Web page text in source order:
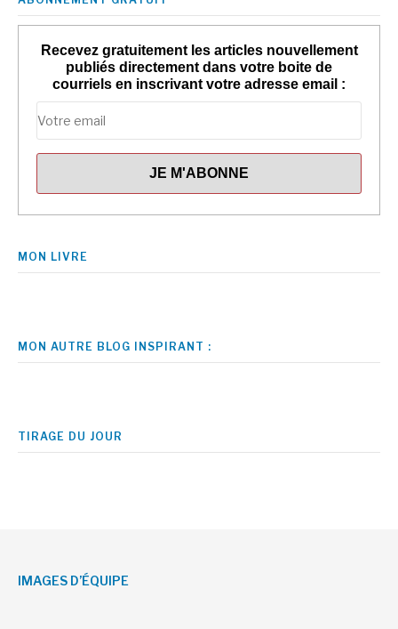
Recevez gratuitement les articles nouvellement
publiés directement dans votre boite de
courriels en inscrivant votre adresse email :
MON LIVRE
MON AUTRE BLOG INSPIRANT :
TIRAGE DU JOUR
IMAGES D’ÉQUIPE